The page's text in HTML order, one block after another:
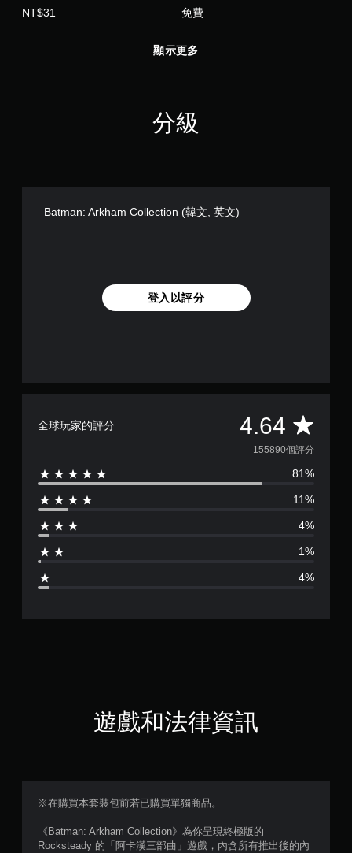
NT$31 免費
顯示更多
分級
Batman: Arkham Collection (韓文, 英文)
登入以評分
全球玩家的評分 4.64 平
均
評
分
6
155890個評分
81%
11%
4%
1%
4%
遊戲和法律資訊
※在購買本套裝包前若已購買單獨商品。
《Batman: Arkham Collection》為你呈現終極版的
Rocksteady 的「阿卡漢三部曲」遊戲，內含所有推出後的內